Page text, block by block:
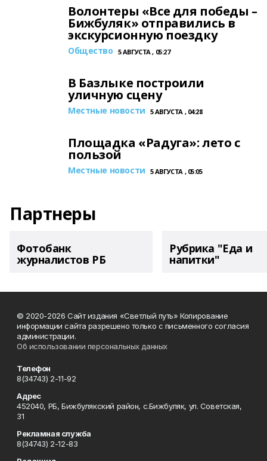
Волонтеры «Все для победы –
Бижбуляк» отправились в
экскурсионную поездку
Общество 5 АВГУСТА , 05:27
В Базлыке построили
уличную сцену
Местные новости 5 АВГУСТА , 04:28
Площадка «Радуга»: лето с
пользой
Местные новости 5 АВГУСТА , 05:05
Партнеры
Фотобанк
журналистов РБ
Рубрика "Еда и
напитки"
© 2020-2026 Сайт издания «Светлый путь» Копирование
информации сайта разрешено только с письменного согласия
администрации.
Об использовании персональных данных
Телефон
8(34743) 2-11-92
Адрес
452040, РБ, Бижбулякский район, с.Бижбуляк, ул. Советская,
31
Рекламная служба
8(34743) 2-12-83